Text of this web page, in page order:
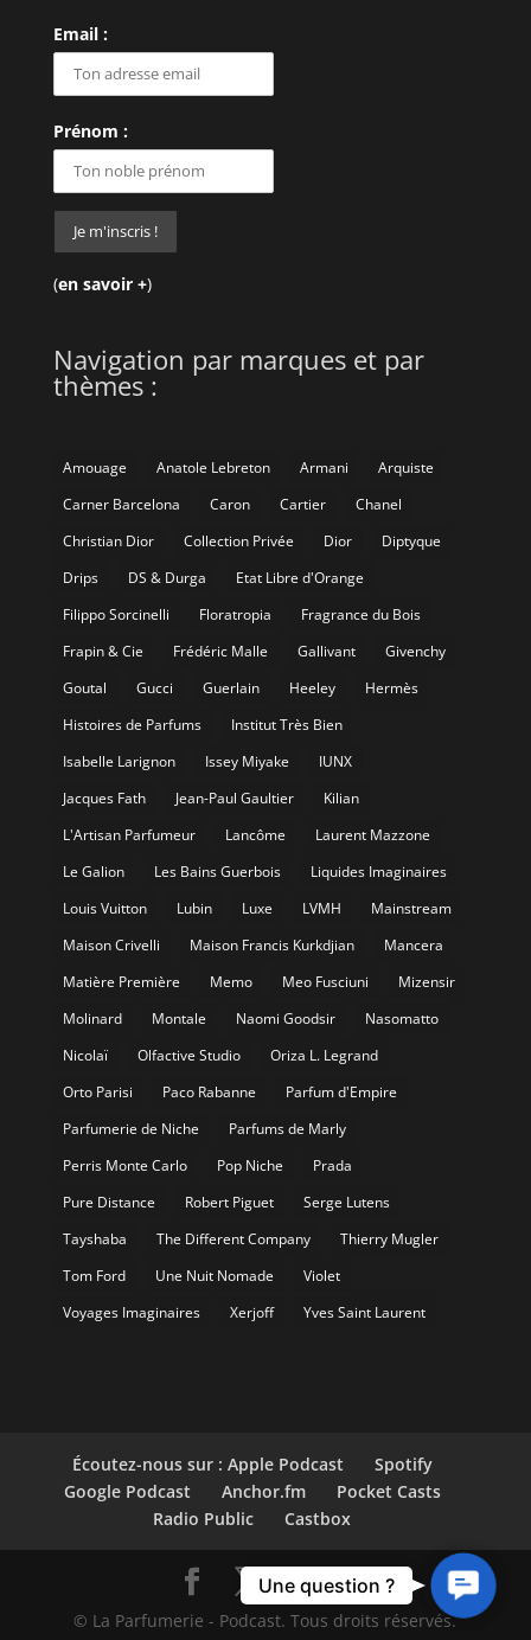
Email :
Prénom :
(en savoir +)
Navigation par marques et par
thèmes :
Amouage Anatole Lebreton Armani
Arquiste
Carner Barcelona
Caron Cartier
Chanel
Christian Dior
Collection Privée Dior
Diptyque
Drips
DS & Durga
Etat Libre d'Orange
Filippo Sorcinelli
Floratropia
Fragrance du Bois
Frapin & Cie
Frédéric Malle Gallivant
Givenchy
Goutal
Gucci Guerlain Heeley
Hermès
Histoires de Parfums
Institut Très Bien
Isabelle Larignon
Issey Miyake
IUNX
Jacques Fath
Jean-Paul Gaultier
Kilian
L'Artisan Parfumeur
Lancôme
Laurent Mazzone
Le Galion
Les Bains Guerbois
Liquides Imaginaires
Louis Vuitton
Lubin Luxe LVMH
Mainstream
Maison Crivelli
Maison Francis Kurkdjian
Mancera
Matière Première
Memo Meo Fusciuni
Mizensir
Molinard
Montale Naomi Goodsir
Nasomatto
Nicolaï
Olfactive Studio
Oriza L. Legrand
Orto Parisi
Paco Rabanne
Parfum d'Empire
Parfumerie de Niche
Parfums de Marly
Perris Monte Carlo
Pop Niche
Prada
Pure Distance
Robert Piguet
Serge Lutens
Tayshaba
The Different Company
Thierry Mugler
Tom Ford
Une Nuit Nomade
Violet
Voyages Imaginaires
Xerjoff Yves Saint Laurent
Écoutez-nous sur : Apple Podcast
Spotify
Google Podcast
Anchor.fm
Pocket Casts
Radio Public
Castbox
© La Parfumerie - Podcast. Tous droits réservés.
Contact
Us
Une question ?